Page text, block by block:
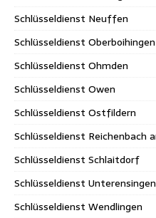
Schlüsseldienst Neuffen
Schlüsseldienst Oberboihingen
Schlüsseldienst Ohmden
Schlüsseldienst Owen
Schlüsseldienst Ostfildern
Schlüsseldienst Reichenbach
Schlüsseldienst Schlaitdorf
Schlüsseldienst Unterensingen
Schlüsseldienst Wendlingen